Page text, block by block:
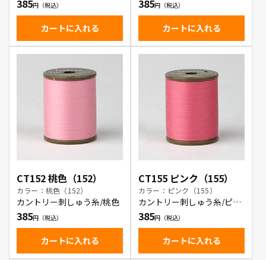
385
カートに入れる
385
カートに入れる
CT152 桃色（152）
カラー：桃色（152）
カントリー刺しゅう糸/桃色
385
カートに入れる
CT155 ピンク（155）
カラー：ピンク（155）
カントリー刺しゅう糸/ピン
ク
385
カートに入れる